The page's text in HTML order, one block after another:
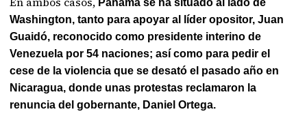
Panamá se ha situado al lado de
Washington, tanto para apoyar al líder opositor, Juan
Guaidó, reconocido como presidente interino de
Venezuela por 54 naciones; así como para pedir el
cese de la violencia que se desató el pasado año en
Nicaragua, donde unas protestas reclamaron la
renuncia del gobernante, Daniel Ortega.